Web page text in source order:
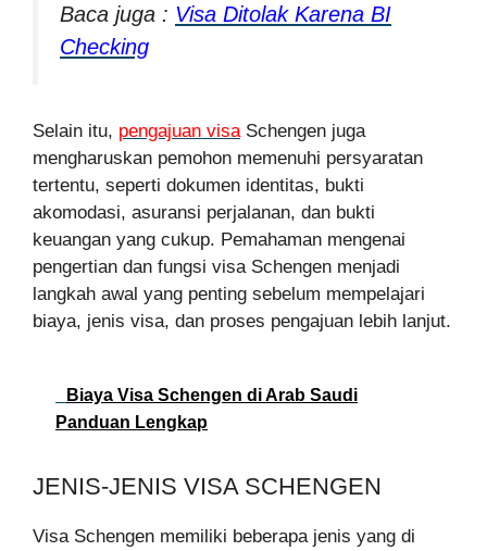
Baca juga : Visa Ditolak Karena BI
Checking
Selain itu, pengajuan visaSchengen juga
mengharuskan pemohon memenuhi persyaratan
tertentu, seperti dokumen identitas, bukti
akomodasi, asuransi perjalanan, dan bukti
keuangan yang cukup. Pemahaman mengenai
pengertian dan fungsi visa Schengen menjadi
langkah awal yang penting sebelum mempelajari
biaya, jenis visa, dan proses pengajuan lebih lanjut.
Biaya Visa Schengen di Arab Saudi
Panduan Lengkap
JENIS-JENIS VISA SCHENGEN
Visa Schengen memiliki beberapa jenis yang di